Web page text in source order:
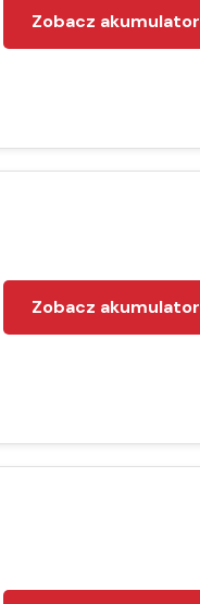
Zobacz akumulator
Zobacz akumulator